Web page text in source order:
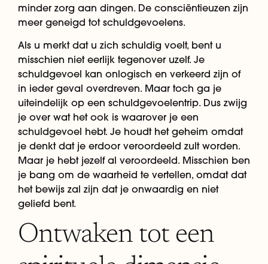
minder zorg aan dingen. De consciëntieuzen zijn
meer geneigd tot schuldgevoelens.
Als u merkt dat u zich schuldig voelt, bent u
misschien niet eerlijk tegenover uzelf. Je
schuldgevoel kan onlogisch en verkeerd zijn of
in ieder geval overdreven. Maar toch ga je
uiteindelijk op een schuldgevoelentrip. Dus zwijg
je over wat het ook is waarover je een
schuldgevoel hebt. Je houdt het geheim omdat
je denkt dat je erdoor veroordeeld zult worden.
Maar je hebt jezelf al veroordeeld. Misschien ben
je bang om de waarheid te vertellen, omdat dat
het bewijs zal zijn dat je onwaardig en niet
geliefd bent.
Ontwaken tot een